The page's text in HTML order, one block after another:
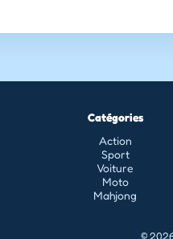
Catégories
Action
Sport
Voiture
Moto
Mahjong
©